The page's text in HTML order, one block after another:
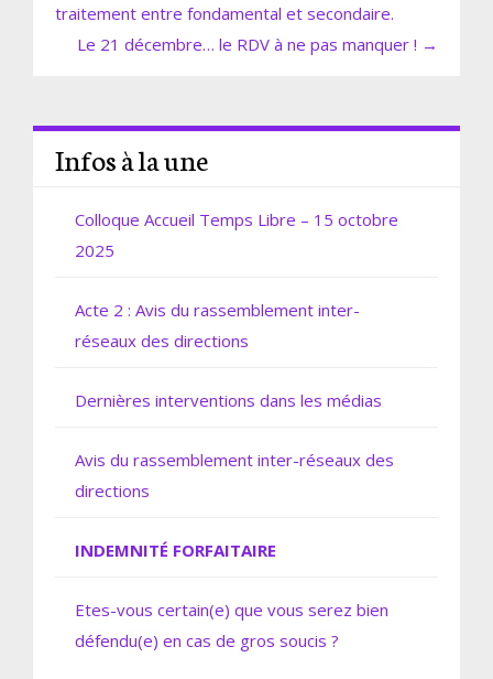
traitement entre fondamental et secondaire.
Le 21 décembre… le RDV à ne pas manquer ! →
Infos à la une
Colloque Accueil Temps Libre – 15 octobre
2025
Acte 2 : Avis du rassemblement inter-
réseaux des directions
Dernières interventions dans les médias
Avis du rassemblement inter-réseaux des
directions
INDEMNITÉ FORFAITAIRE
Etes-vous certain(e) que vous serez bien
défendu(e) en cas de gros soucis ?